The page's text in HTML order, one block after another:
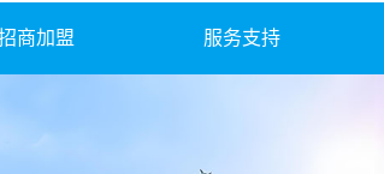
商加盟 服务支持